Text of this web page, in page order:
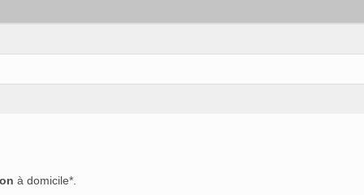
à domicile*.